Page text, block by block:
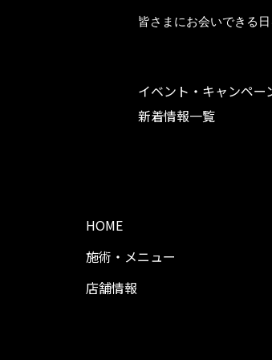
皆さまにお会いできる
イベント・キャンペー
新着情報一覧
HOME
施術・メニュー
店舗情報